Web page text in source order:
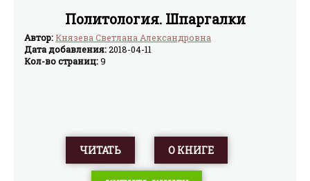
Политология. Шпаргалки
Автор:Князева Светлана Александровна
Дата добавления:2018-04-11
Кол-во страниц:9
ЧИТАТЬ О КНИГЕ